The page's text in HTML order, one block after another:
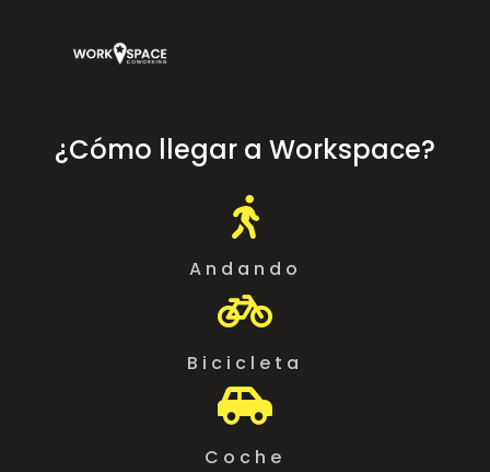
¿Cómo llegar a Workspace?

Andando

Bicicleta

Coche